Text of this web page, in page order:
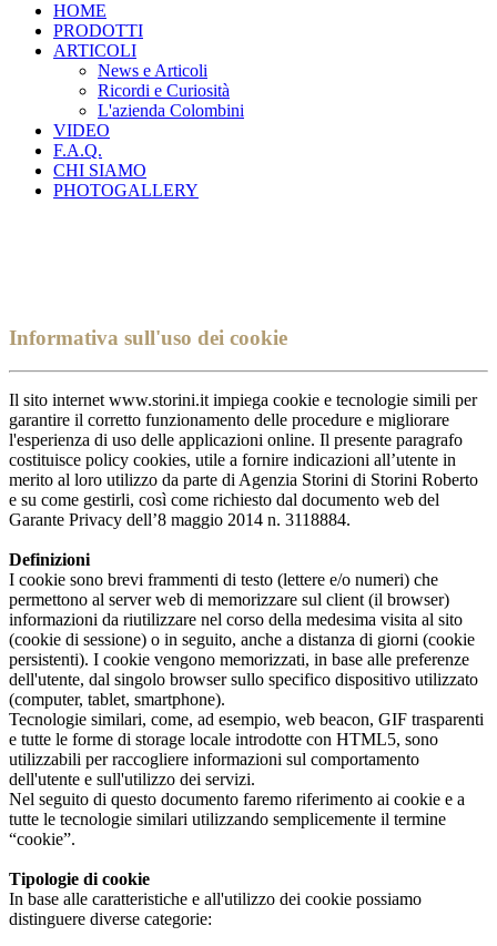
HOME
PRODOTTI
ARTICOLI
News e Articoli
Ricordi e Curiosità
L'azienda Colombini
VIDEO
F.A.Q.
CHI SIAMO
PHOTOGALLERY
Informativa sull'uso dei cookie
Il sito internet www.storini.it impiega cookie e tecnologie simili per
garantire il corretto funzionamento delle procedure e migliorare
l'esperienza di uso delle applicazioni online. Il presente paragrafo
costituisce policy cookies, utile a fornire indicazioni all’utente in
merito al loro utilizzo da parte di Agenzia Storini di Storini Roberto
e su come gestirli, così come richiesto dal documento web del
Garante Privacy dell’8 maggio 2014 n. 3118884.
Definizioni
I cookie sono brevi frammenti di testo (lettere e/o numeri) che
permettono al server web di memorizzare sul client (il browser)
informazioni da riutilizzare nel corso della medesima visita al sito
(cookie di sessione) o in seguito, anche a distanza di giorni (cookie
persistenti). I cookie vengono memorizzati, in base alle preferenze
dell'utente, dal singolo browser sullo specifico dispositivo utilizzato
(computer, tablet, smartphone).
Tecnologie similari, come, ad esempio, web beacon, GIF trasparenti
e tutte le forme di storage locale introdotte con HTML5, sono
utilizzabili per raccogliere informazioni sul comportamento
dell'utente e sull'utilizzo dei servizi.
Nel seguito di questo documento faremo riferimento ai cookie e a
tutte le tecnologie similari utilizzando semplicemente il termine
“cookie”.
Tipologie di cookie
In base alle caratteristiche e all'utilizzo dei cookie possiamo
distinguere diverse categorie: